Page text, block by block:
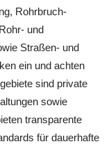
Rohrbruch-
und
Straßen- und
ein und achten
sind private
sowie
transparente
für dauerhafte